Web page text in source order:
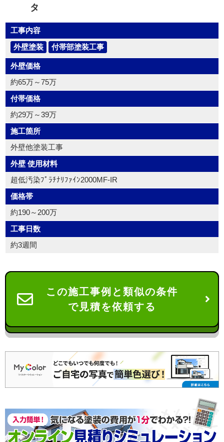
タ
工事内容
外壁塗装
付帯部塗装工事
外壁価格
約65万～75万
付帯価格
約29万～39万
施工箇所
外壁他塗装工事
外壁 使用材料
超低汚染ﾌﾟﾗﾁﾅﾘﾌｧｲﾝ2000MF-IR
価格帯
約190～200万
工事日数
約3週間
この施工事例と類似の条件
で見積を依頼する